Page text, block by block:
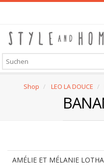
Skip
content
Shop LEO LA DOUCE
AMÉLIE ET MÉLANIE